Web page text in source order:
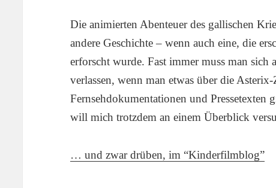
Die animierten Abenteuer des gallischen
andere Geschichte – wenn auch eine, die
erforscht wurde. Fast immer muss man sich
verlassen, wenn man etwas über die
Fernsehdokumentationen und
will mich trotzdem an einem Überblick
… und zwar drüben, im “Kinderfilmblog”